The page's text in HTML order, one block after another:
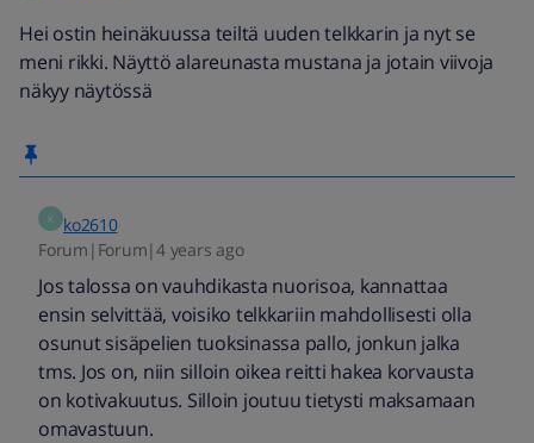
Hei ostin heinäkuussa teiltä uuden telkkarin ja nyt se
meni rikki. Näyttö alareunasta mustana ja jotain viivoja
näkyy näytössä
K
ko2610
Forum|Forum|4 years ago
Jos talossa on vauhdikasta nuorisoa, kannattaa
ensin selvittää, voisiko telkkariin mahdollisesti olla
osunut sisäpelien tuoksinassa pallo, jonkun jalka
tms. Jos on, niin silloin oikea reitti hakea korvausta
on kotivakuutus. Silloin joutuu tietysti maksamaan
omavastuun.